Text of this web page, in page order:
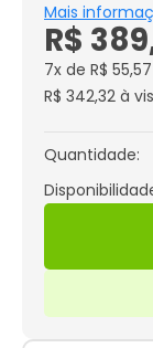
Mais
R$
7x de R$ 55,57
R$ 342,32 à
Quantidade: